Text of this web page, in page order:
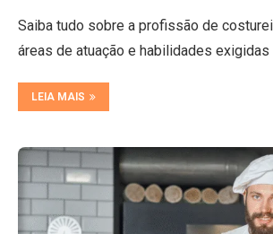
Saiba tudo sobre a profissão de
áreas de atuação e habilidades exigidas
LEIA MAIS